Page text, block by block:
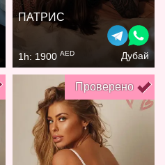
ПАТРИС
1h: 1900 AED Дубай
Проверено